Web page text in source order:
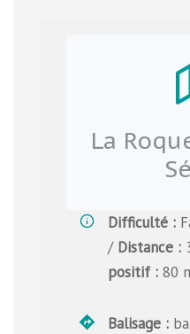
La
Difficulté :
/ Distance :
positif : 80
Balisage :